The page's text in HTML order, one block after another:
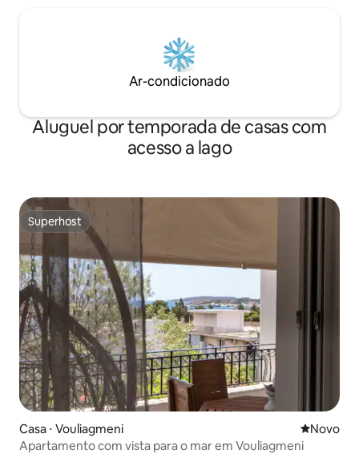
Ar-condicionado
Aluguel por temporada de casas com
acesso a lago
Superhost
Superhost
Casa ⋅ Vouliagmeni Novo
Novo
Apartamento com vista para o mar em Vouliagmeni